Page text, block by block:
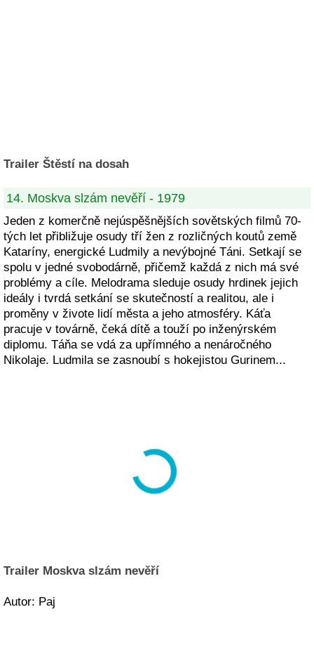
Trailer Štěstí na dosah
14. Moskva slzám nevěří - 1979
Jeden z komerčně nejúspěšnějších sovětských filmů 70-
tých let přibližuje osudy tří žen z rozličných koutů země
Kataríny, energické Ludmily a nevýbojné Táni. Setkají se
spolu v jedné svobodárně, přičemž každá z nich má své
problémy a cíle. Melodrama sleduje osudy hrdinek jejich
ideály i tvrdá setkání se skutečností a realitou, ale i
proměny v živote lidí města a jeho atmosféry. Káťa
pracuje v továrně, čeká dítě a touží po inženýrském
diplomu. Táňa se vdá za upřímného a nenáročného
Nikolaje. Ludmila se zasnoubí s hokejistou Gurinem...
Trailer Moskva slzám nevěří
Autor: Paj